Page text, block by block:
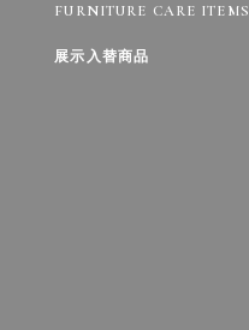
FURNITURE CARE ITEMS
展示入替商品